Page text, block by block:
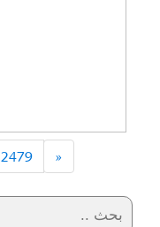
«
2479